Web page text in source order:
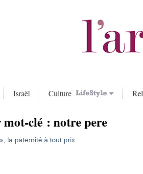
Israël Culture
clé :notre pere
la paternité à tout prix